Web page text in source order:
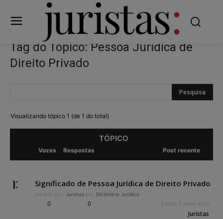
Tag do Tópico: Pessoa Jurídica de
Direito Privado
Visualizando tópico 1 (de 1 do total)
TÓPICO
Vozes Respostas Post recente
Significado de Pessoa Jurídica de Direito Privado
Iniciado por: Juristas em: Dicionário Jurídico
0 0 2 anos, 7 meses atrás
Juristas